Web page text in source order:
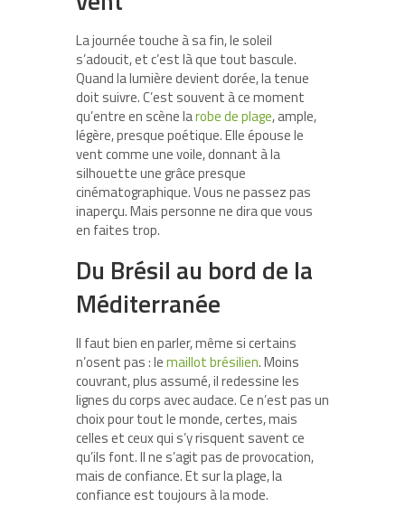
La journée touche à sa fin, le soleil
s’adoucit, et c’est là que tout bascule.
Quand la lumière devient dorée, la tenue
doit suivre. C’est souvent à ce moment
qu’entre en scène larobe de plage, ample,
légère, presque poétique. Elle épouse le
vent comme une voile, donnant à la
silhouette une grâce presque
cinématographique. Vous ne passez pas
inaperçu. Mais personne ne dira que vous
en faites trop.
Du Brésil au bord de la
Méditerranée
Il faut bien en parler, même si certains
n’osent pas : lemaillot brésilien. Moins
couvrant, plus assumé, il redessine les
lignes du corps avec audace. Ce n’est pas un
choix pour tout le monde, certes, mais
celles et ceux qui s’y risquent savent ce
qu’ils font. Il ne s’agit pas de provocation,
mais de confiance. Et sur la plage, la
confiance est toujours à la mode.